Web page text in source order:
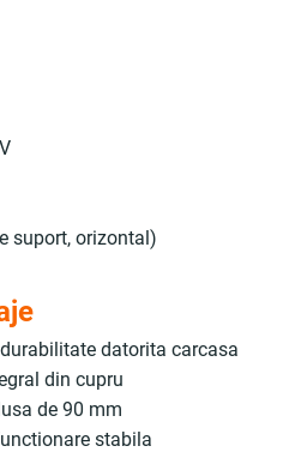
suport, orizontal)
datorita carcasa
din cupru
de 90 mm
stabila